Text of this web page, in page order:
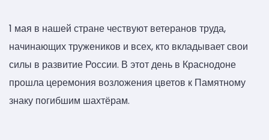
1 мая в нашей стране чествуют ветеранов труда,
начинающих тружеников и всех, кто вкладывает свои
силы в развитие России. В этот день в Краснодоне
прошла церемония возложения цветов к Памятному
знаку погибшим шахтёрам.